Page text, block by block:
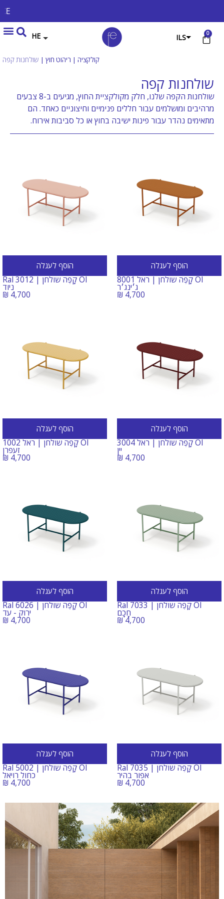
WELCOME TO FE EXPERIENCE
0
ILS
GBP
HE
קולקציה | ריהוט חוץ | שולחנות קפה
שולחנות קפה
שולחנות הקפה שלנו, חלק מקולקציית החוץ, מגיעים ב-8 צבעים
מרהיבים ומושלמים עבור חללים פנימיים וחיצוניים כאחד. הם
מתאימים נהדר עבור פינות ישיבה בחוץ או כל סביבות אירוח.
הוסף לעגלה
OI קָפֶה שולחן | ראל 8001
ג׳ינג׳ר
₪ 4,700
הוסף לעגלה
OI קָפֶה שולחן | Ral 3012
ניוד
₪ 4,700
הוסף לעגלה
OI קָפֶה שולחן | ראל 3004
יין
₪ 4,700
הוסף לעגלה
OI קָפֶה שולחן | ראל 1002
זעפרן
₪ 4,700
הוסף לעגלה
OI קָפֶה שולחן | Ral 7033
חָכָם
₪4,700
הוסף לעגלה
OI קָפֶה שולחן | Ral 6026
ירוק - עד
₪ 4,700
הוסף לעגלה
OI קָפֶה שולחן | Ral 7035
אפור בהיר
₪ 4,700
הוסף לעגלה
OI קָפֶה שולחן | Ral 5002
כחול רויאל
₪ 4,700